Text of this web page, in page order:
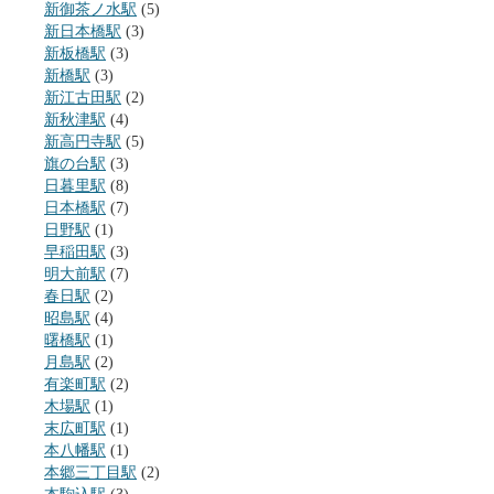
新御茶ノ水駅 (5)
新日本橋駅 (3)
新板橋駅 (3)
新橋駅 (3)
新江古田駅 (2)
新秋津駅 (4)
新高円寺駅 (5)
旗の台駅 (3)
日暮里駅 (8)
日本橋駅 (7)
日野駅 (1)
早稲田駅 (3)
明大前駅 (7)
春日駅 (2)
昭島駅 (4)
曙橋駅 (1)
月島駅 (2)
有楽町駅 (2)
木場駅 (1)
末広町駅 (1)
本八幡駅 (1)
本郷三丁目駅 (2)